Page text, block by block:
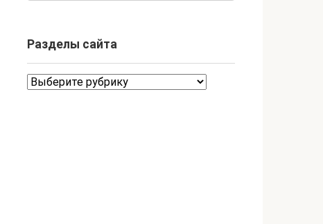
Разделы сайта
Разделы